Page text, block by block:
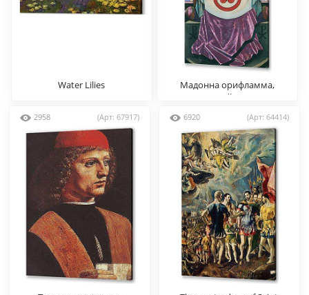
Water Lilies
Мадонна орифламма,
Николай Рерих
2958 (Арт: 67917) 6920 (Арт: 64414)